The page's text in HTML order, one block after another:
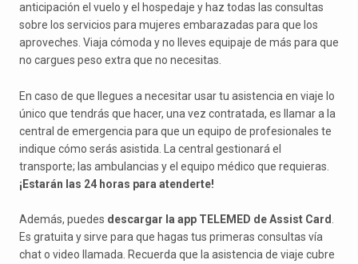
anticipación el vuelo y el hospedaje y haz todas las consultas
sobre los servicios para mujeres embarazadas para que los
aproveches. Viaja cómoda y no lleves equipaje de más para que
no cargues peso extra que no necesitas.
En caso de que llegues a necesitar usar tu asistencia en viaje lo
único que tendrás que hacer, una vez contratada, es llamar a la
central de emergencia para que un equipo de profesionales te
indique cómo serás asistida. La central gestionará el
transporte; las ambulancias y el equipo médico que requieras.
¡Estarán las 24 horas para atenderte!
Además, puedes descargar la app TELEMED de Assist Card
Es gratuita y sirve para que hagas tus primeras consultas vía
chat o video llamada. Recuerda que la asistencia de viaje cubre